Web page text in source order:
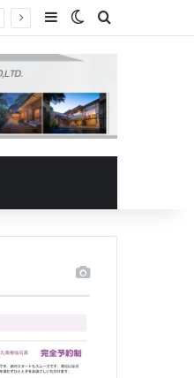
SidebarSwitch skin
Search for